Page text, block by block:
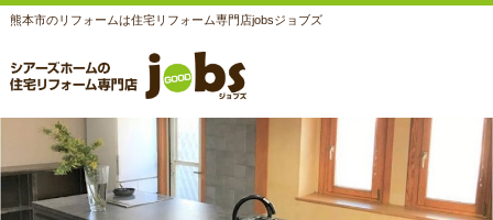
熊本市のリフォームは住宅リフォーム専門店jobsジョブズ